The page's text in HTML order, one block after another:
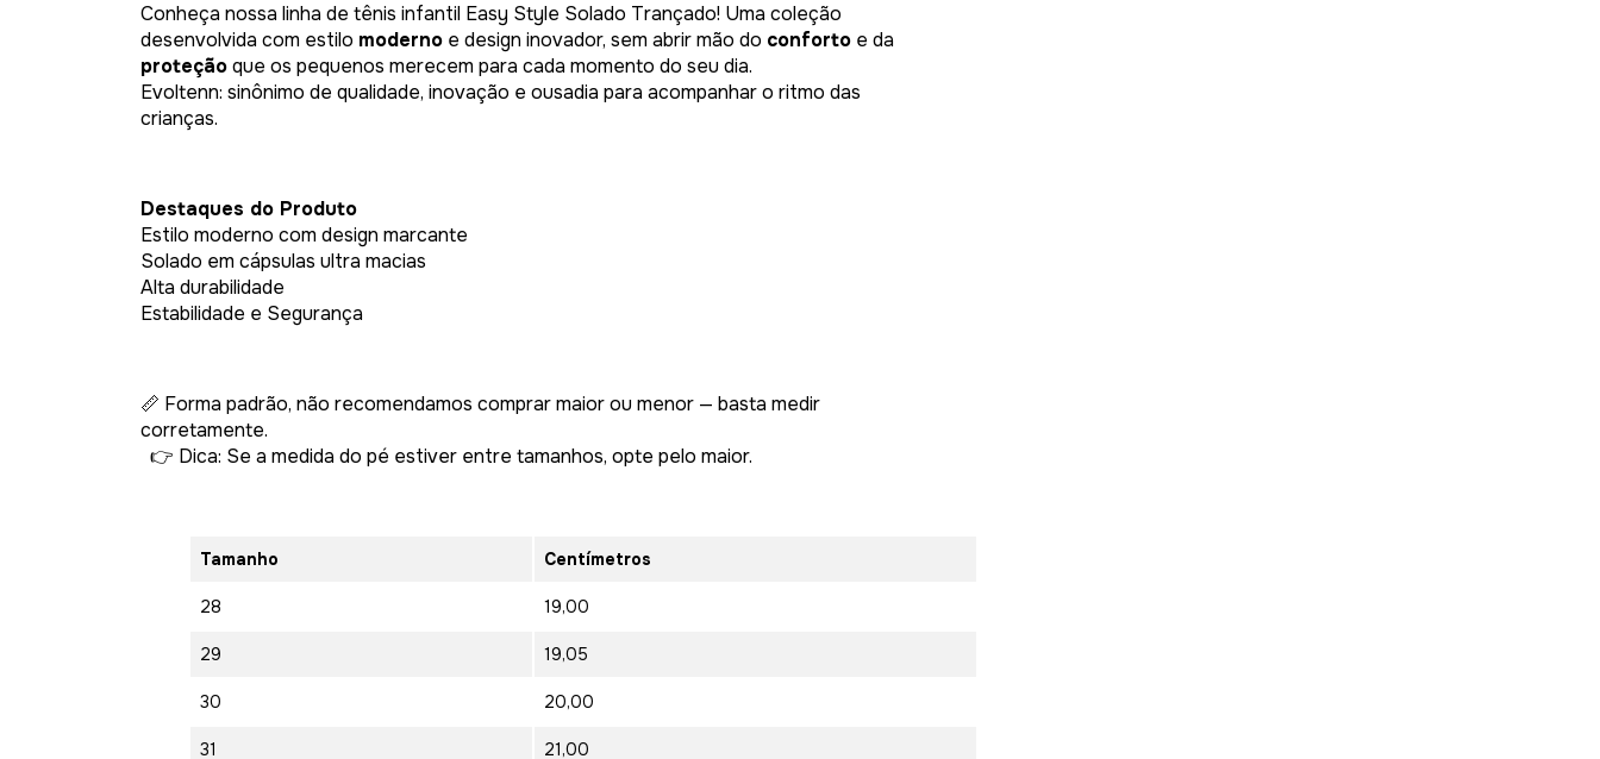
Conheça nossa linha de tênis infantil Easy Style Solado Trançado! Uma coleção
desenvolvida com estilo moderno e design inovador, sem abrir mão do conforto e da
proteçãoque os pequenos merecem para cada momento do seu dia.
Evoltenn: sinônimo de qualidade, inovação e ousadia para acompanhar o ritmo das
crianças.
Destaques do Produto
Estilo moderno com design marcante
Solado em cápsulas ultra macias
Alta durabilidade
Estabilidade e Segurança
📏 Forma padrão, não recomendamos comprar maior ou menor — basta medir
corretamente.
👉 Dica: Se a medida do pé estiver entre tamanhos, opte pelo maior.
Tamanho Centímetros
28 19,00
29 19,05
30 20,00
31 21,00